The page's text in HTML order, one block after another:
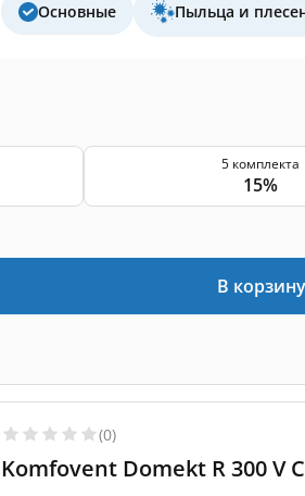
Основные Пыльца и
5 комплекта
15%
В
(0)
Komfovent Domekt R 300 V